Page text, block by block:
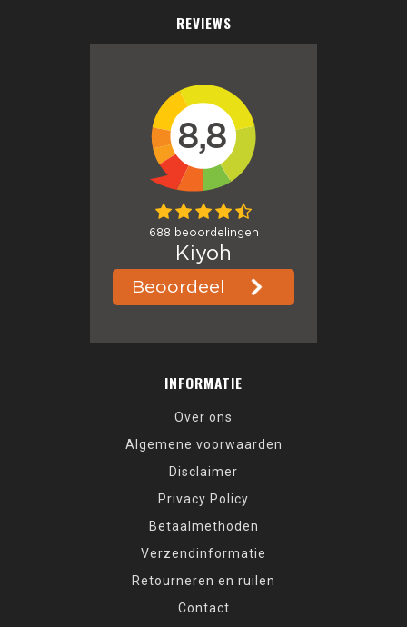
REVIEWS
INFORMATIE
Over ons
Algemene voorwaarden
Disclaimer
Privacy Policy
Betaalmethoden
Verzendinformatie
Retourneren en ruilen
Contact